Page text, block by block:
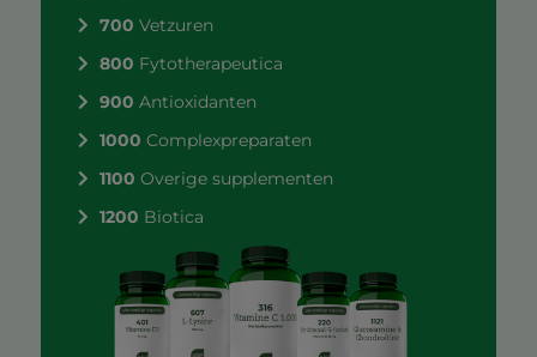
700Vetzuren
800 Fytotherapeutica
900Antioxidanten
1000Complexpreparaten
1100Overige supplementen
1200 Biotica